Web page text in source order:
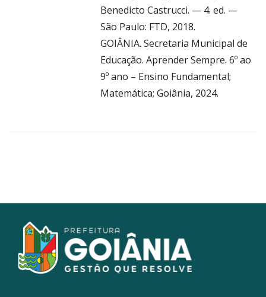
Benedicto Castrucci. — 4. ed. —
São Paulo: FTD, 2018.
GOIÂNIA. Secretaria Municipal de
Educação. Aprender Sempre. 6º ao
9º ano – Ensino Fundamental;
Matemática; Goiânia, 2024.